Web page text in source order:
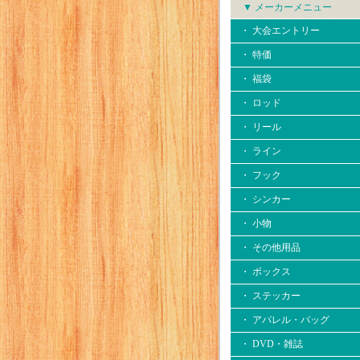
▼ メーカーメニュー
・ 大会エントリー
・ 特価
・ 福袋
・ ロッド
・ リール
・ ライン
・ フック
・ シンカー
・ 小物
・ その他用品
・ ボックス
・ ステッカー
・ アパレル・バッグ
・ DVD・雑誌